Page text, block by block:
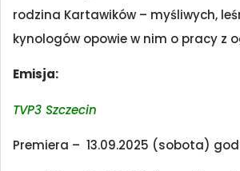
rodzina Kartawików – myśliwych,
kynologów opowie w nim o pracy z
Emisja:
TVP3 Szczecin
Premiera – 13.09.2025 (sobota)